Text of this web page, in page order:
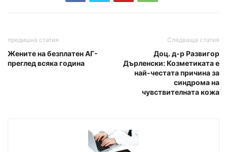
предишна статия
Жените на безплатен АГ-
преглед всяка година
Следваща статия
Доц. д-р Развигор
Дърленски: Козметиката е
най-честата причина за
синдрома на
чувствителната кожа